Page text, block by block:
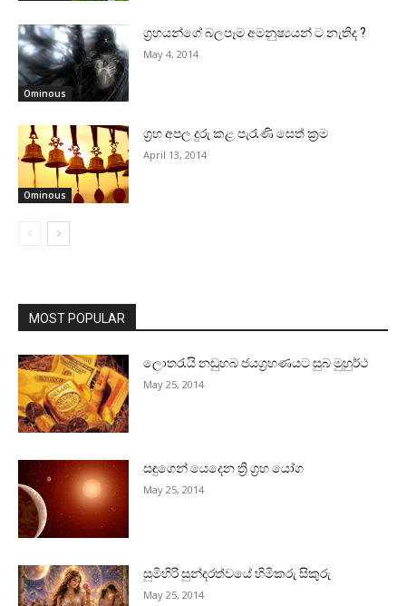
Ominous
ග්‍රහයන්ගේ බලපෑම අමනුෂ්‍යයන් ට නැතිද ?
May 4, 2014
Ominous
ග්‍රහ අපල දුරු කළ පැරැණි සෙත් ක්‍රම
April 13, 2014
MOST POPULAR
ලොතරැයි නඩුහබ ජයග්‍රහණයට සුබ මුහුර්ථ
May 25, 2014
සඳුගෙන් යෙදෙන ත්‍රි ග්‍රහ යෝග
May 25, 2014
සුමිහිරි සුන්දරත්වයේ හිමිකරු සිකුරු
May 25, 2014